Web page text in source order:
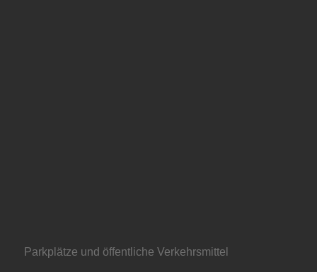
Parkplätze und öffentliche Verkehrsmittel